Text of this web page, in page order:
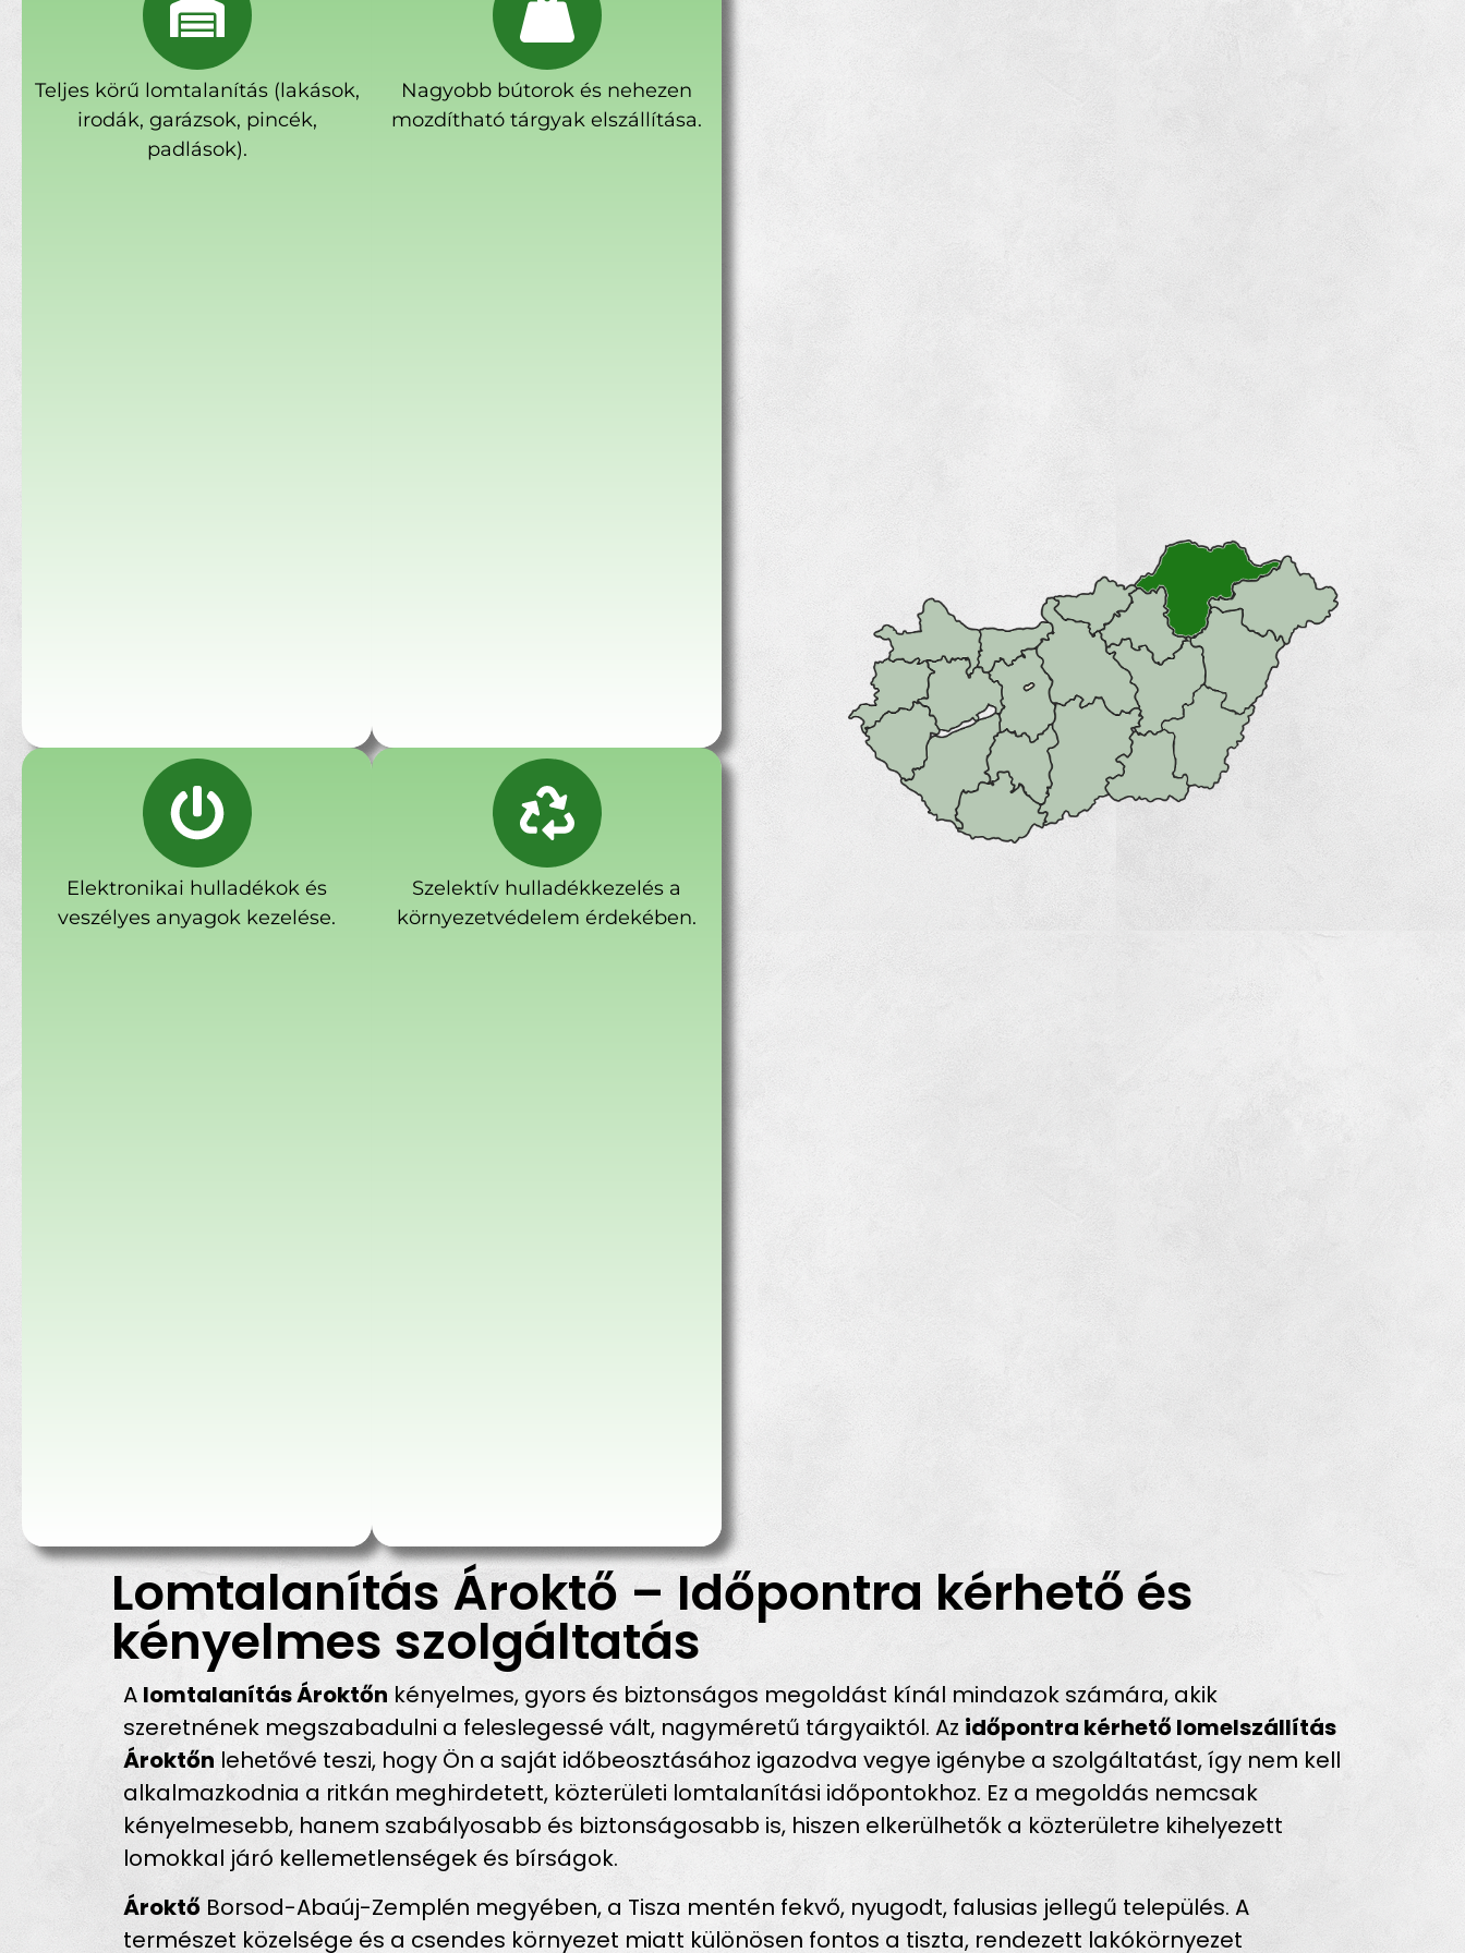
Teljes körű lomtalanítás (lakások,
irodák, garázsok, pincék,
padlások).
Nagyobb bútorok és nehezen
mozdítható tárgyak elszállítása.
Elektronikai hulladékok és
veszélyes anyagok kezelése.
Szelektív hulladékkezelés a
környezetvédelem érdekében.
Lomtalanítás Ároktő – Időpontra kérhető és
kényelmes szolgáltatás
A lomtalanítás Ároktőn kényelmes, gyors és biztonságos megoldást kínál mindazok számára, akik
szeretnének megszabadulni a feleslegessé vált, nagyméretű tárgyaiktól. Az időpontra kérhető lomelszállítás
Ároktőn lehetővé teszi, hogy Ön a saját időbeosztásához igazodva vegye igénybe a szolgáltatást, így nem kell
alkalmazkodnia a ritkán meghirdetett, közterületi lomtalanítási időpontokhoz. Ez a megoldás nemcsak
kényelmesebb, hanem szabályosabb és biztonságosabb is, hiszen elkerülhetők a közterületre kihelyezett
lomokkal járó kellemetlenségek és bírságok.
Ároktő Borsod-Abaúj-Zemplén megyében, a Tisza mentén fekvő, nyugodt, falusias jellegű település. A
természet közelsége és a csendes környezet miatt különösen fontos a tiszta, rendezett lakókörnyezet